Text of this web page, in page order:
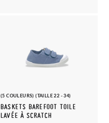
(5 COULEURS) (TAILLE 22 - 34)
BASKETS BAREFOOT TOILE
LAVÉE À SCRATCH